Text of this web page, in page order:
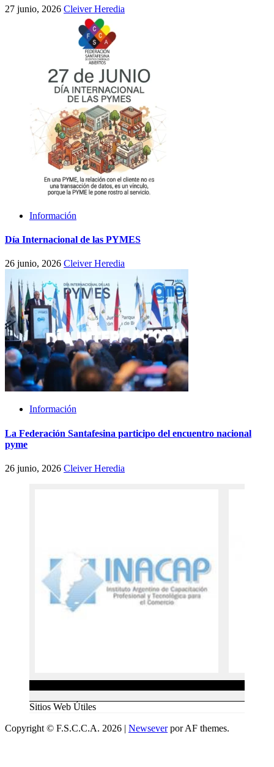
27 junio, 2026 Cleiver Heredia
Información
Día Internacional de las PYMES
26 junio, 2026 Cleiver Heredia
Información
La Federación Santafesina participo del encuentro nacional
pyme
26 junio, 2026 Cleiver Heredia
Sitios Web Útiles
Copyright © F.S.C.C.A. 2026 | Newseverpor AF themes.